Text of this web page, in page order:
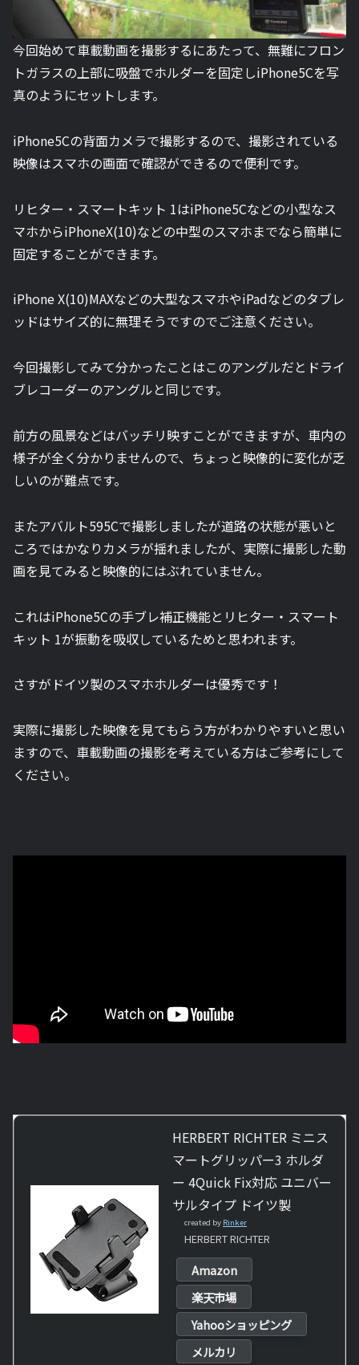
今回始めて車載動画を撮影するにあたって、無難にフロン
トガラスの上部に吸盤でホルダーを固定しiPhone5Cを写
真のようにセットします。
iPhone5Cの背面カメラで撮影するので、撮影されている
映像はスマホの画面で確認ができるので便利です。
リヒター・スマートキット 1はiPhone5Cなどの小型なス
マホからiPhoneX(10)などの中型のスマホまでなら簡単に
固定することができます。
iPhone X(10)MAXなどの大型なスマホやiPadなどのタブレ
ッドはサイズ的に無理そうですのでご注意ください。
今回撮影してみて分かったことはこのアングルだとドライ
ブレコーダーのアングルと同じです。
前方の風景などはバッチリ映すことができますが、車内の
様子が全く分かりませんので、ちょっと映像的に変化が乏
しいのが難点です。
またアバルト595Cで撮影しましたが道路の状態が悪いと
ころではかなりカメラが揺れましたが、実際に撮影した動
画を見てみると映像的にはぶれていません。
これはiPhone5Cの手ブレ補正機能とリヒター・スマート
キット 1が振動を吸収しているためと思われます。
さすがドイツ製のスマホホルダーは優秀です！
実際に撮影した映像を見てもらう方がわかりやすいと思い
ますので、車載動画の撮影を考えている方はご参考にして
ください。
HERBERT RICHTER ミニス
マートグリッパー3 ホルダ
ー 4Quick Fix対応 ユニバー
サルタイプ ドイツ製
created by Rinker
HERBERT RICHTER
Amazon
楽天市場
Yahooショッピング
メルカリ